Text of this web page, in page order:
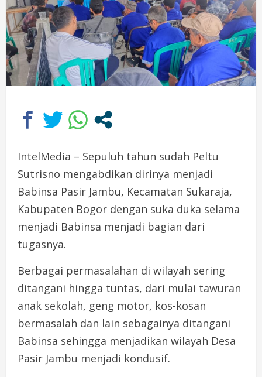
IntelMedia – Sepuluh tahun sudah Peltu
Sutrisno mengabdikan dirinya menjadi
Babinsa Pasir Jambu, Kecamatan Sukaraja,
Kabupaten Bogor dengan suka duka selama
menjadi Babinsa menjadi bagian dari
tugasnya.
Berbagai permasalahan di wilayah sering
ditangani hingga tuntas, dari mulai tawuran
anak sekolah, geng motor, kos-kosan
bermasalah dan lain sebagainya ditangani
Babinsa sehingga menjadikan wilayah Desa
Pasir Jambu menjadi kondusif.